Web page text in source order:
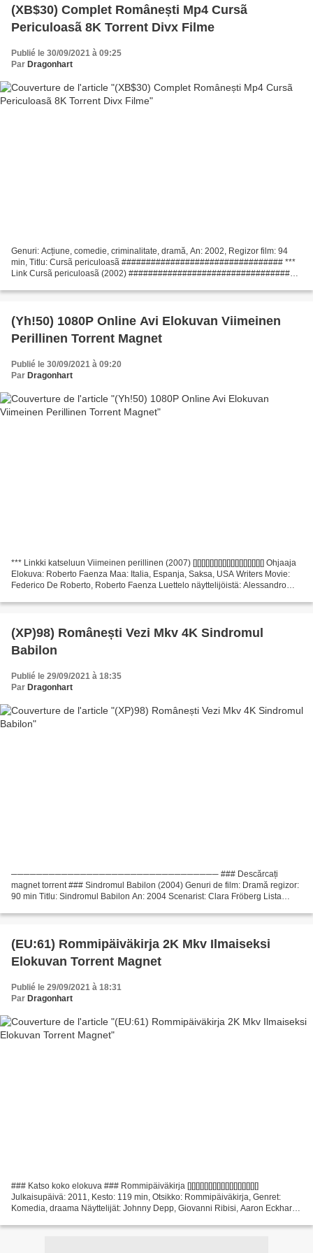
(XB$30) Complet Românești Mp4 Cursã
Periculoasã 8K Torrent Divx Filme
Publié le 30/09/2021 à 09:25
Par Dragonhart
Genuri: Acțiune, comedie, criminalitate, dramă, An: 2002, Regizor film: 94
min, Titlu: Cursã periculoasã ################################# ***
Link Cursã periculoasã (2002) #################################
(Yh!50) 1080P Online Avi Elokuvan Viimeinen
Perillinen Torrent Magnet
Publié le 30/09/2021 à 09:20
Par Dragonhart
*** Linkki katseluun Viimeinen perillinen (2007) [][][][][][][][][][][][][][][][][] Ohjaaja
Elokuva: Roberto Faenza Maa: Italia, Espanja, Saksa, USA Writers Movie:
Federico De Roberto, Roberto Faenza Luettelo näyttelijöistä: Alessandro
(XP)98) Românești Vezi Mkv 4K Sindromul
Babilon
Publié le 29/09/2021 à 18:35
Par Dragonhart
───────────────────────────────── ### Descărcați
magnet torrent ### Sindromul Babilon (2004) Genuri de film: Dramă regizor:
90 min Titlu: Sindromul Babilon An: 2004 Scenarist: Clara Fröberg Lista
(EU:61) Rommipäiväkirja 2K Mkv Ilmaiseksi
Elokuvan Torrent Magnet
Publié le 29/09/2021 à 18:31
Par Dragonhart
### Katso koko elokuva ### Rommipäiväkirja [][][][][][][][][][][][][][][][][]
Julkaisupäivä: 2011, Kesto: 119 min, Otsikko: Rommipäiväkirja, Genret:
Komedia, draama Näyttelijät: Johnny Depp, Giovanni Ribisi, Aaron Eckhart,